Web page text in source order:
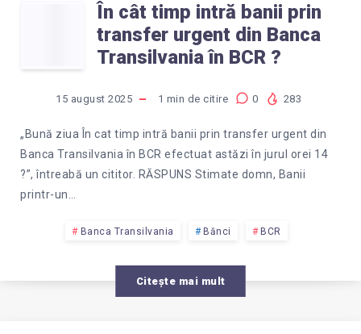
CÂT
TIMP
INTRĂ
BANII
PRIN
TRANSFER
URGENT
În cât timp intră banii prin
transfer urgent din Banca
Transilvania în BCR ?
15 august 2025 1 min de citire 0 283
„Bună ziua În cat timp intră banii prin transfer urgent din
Banca Transilvania în BCR efectuat astăzi în jurul orei 14
?”, întreabă un cititor. RĂSPUNS Stimate domn, Banii
printr-un…
Banca Transilvania Bănci BCR
Citește mai mult